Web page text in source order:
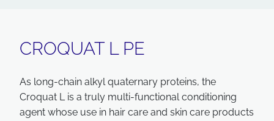
CROQUAT L PE
As long-chain alkyl quaternary proteins, the
Croquat L is a truly multi-functional conditioning
agent whose use in hair care and skin care products